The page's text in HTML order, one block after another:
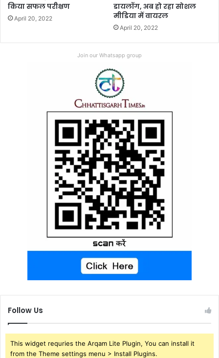
किया सफल परीक्षण
April 20, 2022
डायलॉग, अब हो रहा सोशल
मीडिया में वायरल
April 20, 2022
Join our Whatsapp group
Follow Us
This widget requries the Arqam Lite Plugin, You can install it
from the Theme settings menu > Install Plugins.